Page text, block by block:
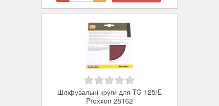
Шліфувальні круги для TG 125/E
Proxxon 28162